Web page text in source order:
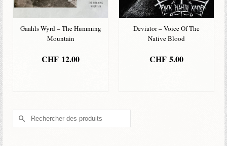
Gaahls Wyrd – The Humming
Mountain
CHF 12.00
Deviator – Voice Of The
Native Blood
CHF 5.00
Rechercher :